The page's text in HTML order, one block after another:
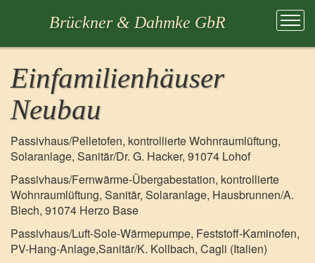
Brückner & Dahmke GbR
Einfamilienhäuser
Neubau
Passivhaus/Pelletofen, kontrollierte Wohnraumlüftung,
Solaranlage, Sanitär/Dr. G. Hacker, 91074 Lohof
Passivhaus/Fernwärme-Übergabestation, kontrollierte
Wohnraumlüftung, Sanitär, Solaranlage, Hausbrunnen/A.
Blech, 91074 Herzo Base
Passivhaus/Luft-Sole-Wärmepumpe, Feststoff-Kaminofen,
PV-Hang-Anlage,Sanitär/K. Kollbach, Cagli (Italien)